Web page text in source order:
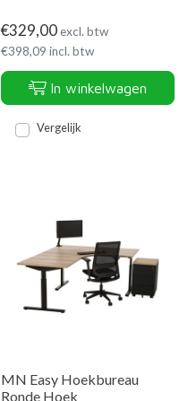
€329,00excl. btw
€398,09 incl. btw
In winkelwagen
Vergelijk
MN Easy Hoekbureau
Ronde Hoek